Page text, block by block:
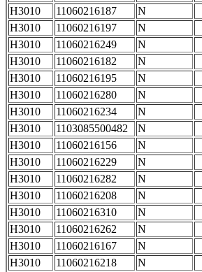
H3010
11060216187
N
H3010
11060216197
N
H3010
11060216249
N
H3010
11060216182
N
H3010
11060216195
N
H3010
11060216280
N
H3010
11060216234
N
H3010
1103085500482
N
H3010
11060216156
N
H3010
11060216229
N
H3010
11060216282
N
H3010
11060216208
N
H3010
11060216310
N
H3010
11060216262
N
H3010
11060216167
N
H3010
11060216218
N